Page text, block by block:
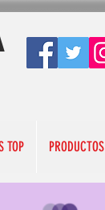
TOP PRODUCTOS